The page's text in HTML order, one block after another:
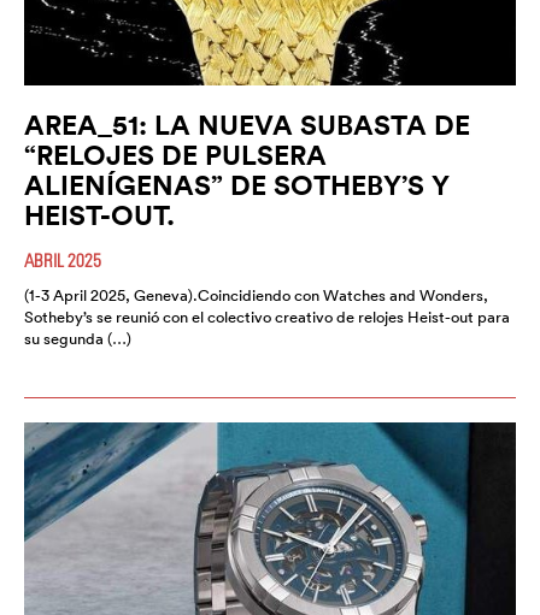
AREA_51: LA NUEVA SUBASTA DE
“RELOJES DE PULSERA
ALIENÍGENAS” DE SOTHEBY’S Y
HEIST-OUT.
ABRIL 2025
(1-3 April 2025, Geneva).Coincidiendo con Watches and Wonders,
Sotheby’s se reunió con el colectivo creativo de relojes Heist-out para
su segunda (…)